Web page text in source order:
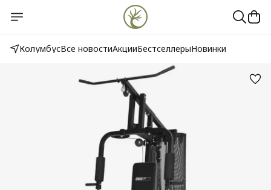
КолумбусВсе новостиАкцииБестселлерыНовинки